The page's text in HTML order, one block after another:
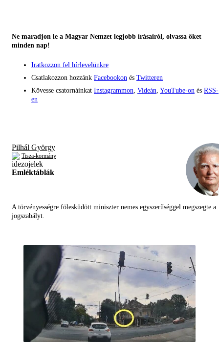
Ne maradjon le a Magyar Nemzet legjobb írásairól, olvassa őket
minden nap!
Iratkozzon fel hírlevelünkre
Csatlakozzon hozzánk Facebookon és Twitteren
Kövesse csatornáinkat Instagrammon Videán YouTube-on és RSS-
en
Pilhál György
Tisza-kormány
Emléktáblák
A törvényességre fölesküdött miniszter nemes egyszerűséggel megszegte a
jogszabályt.